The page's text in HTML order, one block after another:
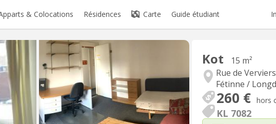
& Colocations Résidences Carte Guide étudiant
Kot
15 m²
Rue de
Fétinne /
260 € hors
KL 7082